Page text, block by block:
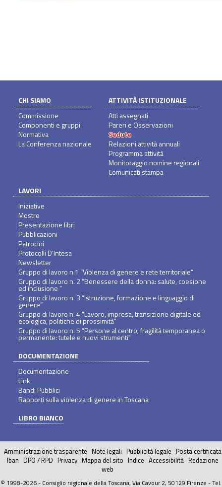
CHI SIAMO
Commissione
Componenti e gruppi
Normativa
La Conferenza nazionale
ATTIVITÀ ISTITUZIONALE
Atti assegnati
Pareri e Osservazioni
Sedute
Relazioni attività annuali
Programma attività
Monitoraggio nomine regionali
Comunicati stampa
LAVORI
Iniziative
Mostre
Presentazione libri
Pubblicazioni
Patrocini
Protocolli D'Intesa
Newsletter
Gruppo di lavoro n.1 “Violenza di genere e rete territoriale”
Gruppo di lavoro n. 2 “Benessere della donna: salute, coesione
ed inclusione ”
Gruppo di lavoro n. 3 “Istruzione, formazione e linguaggio di
genere”
Gruppo di lavoro n. 4 "Lavoro, impresa, transizione digitale ed
ecologica, politiche di prossimità"
Gruppo di lavoro n. 5 “Persone al centro; fragilità temporanea o
permanente: tutele e nuovi strumenti"
DOCUMENTAZIONE
Documentazione
Link
Bandi Pubblici
Rapporti sulla violenza di genere in Toscana
LIBRO BIANCO
Amministrazione trasparente Note legali Pubblicità legale Posta certificata
Iban DPO / RPD Privacy Mappa del sito Indice Accessibilità Redazione
web
© 1998-2026 - Consiglio regionale della Toscana, Via Cavour 2, 50129 Firenze - Tel.